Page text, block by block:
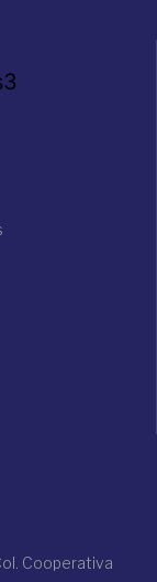
Cooperativa